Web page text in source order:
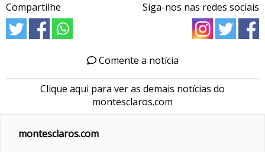
Compartilhe Siga-nos nas redes sociais
Comente a notícia
Clique aqui para ver as demais notícias do
montesclaros.com
montesclaros.com